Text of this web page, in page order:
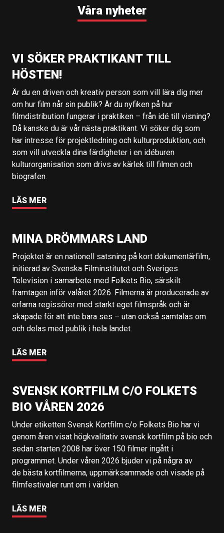
Våra nyheter
VI SÖKER PRAKTIKANT TILL
HÖSTEN!
Är du en driven och kreativ person som vill lära dig mer
om hur film når sin publik? Är du nyfiken på hur
filmdistribution fungerar i praktiken – från idé till visning?
Då kanske du är vår nästa praktikant. Vi söker dig som
har intresse för projektledning och kulturproduktion, och
som vill utveckla dina färdigheter i en idéburen
kulturorganisation som drivs av kärlek till filmen och
biografen.
LÄS MER
MINA DRÖMMARS LAND
Projektet är en nationell satsning på kort dokumentärfilm,
initierad av Svenska Filminstitutet och Sveriges
Television i samarbete med Folkets Bio, särskilt
framtagen inför valåret 2026. Filmerna är producerade av
erfarna regissörer med starkt eget filmspråk och är
skapade för att inte bara ses – utan också samtalas om
och delas med publik i hela landet.
LÄS MER
SVENSK KORTFILM C/O FOLKETS
BIO VÅREN 2026
Under etiketten Svensk Kortfilm c/o Folkets Bio har vi
genom åren visat högkvalitativ svensk kortfilm på bio och
sedan starten 2008 har över 150 filmer ingått i
programmet. Under våren 2026 bjuder vi på några av
de bästa kortfilmerna, uppmärksammade och visade på
filmfestivaler runt om i världen.
LÄS MER